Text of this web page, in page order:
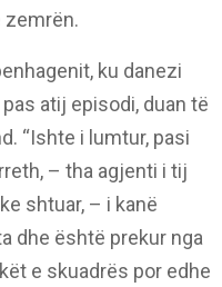
zemrën.
ku danezi
atij episodi, duan të
“Ishte i lumtur, pasi
– tha agjenti i tij
shtuar, – i kanë
dhe është prekur nga
e skuadrës por edhe